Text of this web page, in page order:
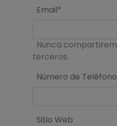
Email*
Nunca
terceros.
Número de Teléfono
Sitio Web